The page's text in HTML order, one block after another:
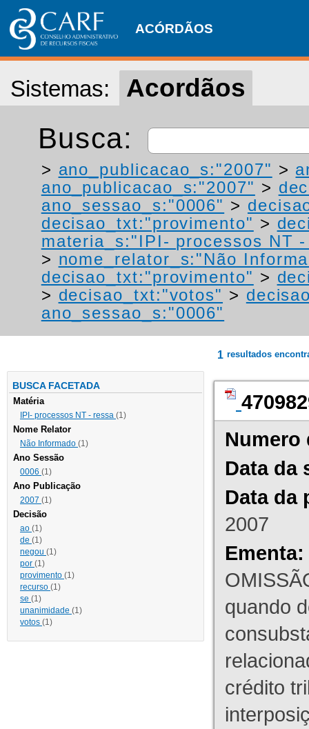
ACÓRDÃOS
Sistemas: Acordãos
Busca:
> ano_publicacao_s:"2007" >
ano_publicacao_s:"2007" >
ano_sessao_s:"0006" >
decisao_txt:"provimento" >
materia_s:"IPI- processos NT
> nome_relator_s:"Não
decisao_txt:"provimento" >
> decisao_txt:"votos" >
ano_sessao_s:"0006"
BUSCA FACETADA
Matéria
IPI- processos NT - ressa (1)
Nome Relator
Não Informado (1)
Ano Sessão
0006 (1)
Ano Publicação
2007 (1)
Decisão
ao (1)
de (1)
negou (1)
por (1)
provimento (1)
recurso (1)
se (1)
unanimidade (1)
votos (1)
1 resultados
Numero
Data da
Data da
2007
Ementa:
quando
crédito